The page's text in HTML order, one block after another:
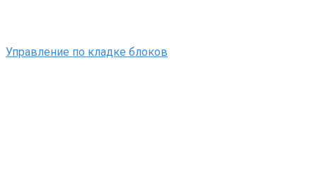
Управление по кладке блоков